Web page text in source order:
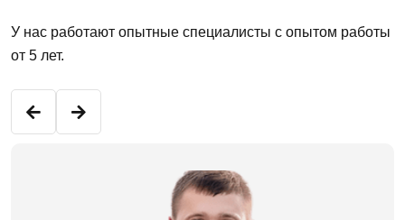
У нас работают опытные специалисты с опытом работы
от 5 лет.